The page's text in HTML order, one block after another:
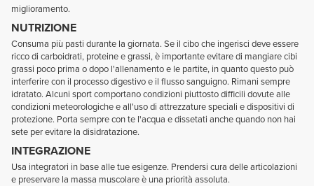
miglioramento.
NUTRIZIONE
Consuma più pasti durante la giornata. Se il cibo che ingerisci deve essere
ricco di carboidrati, proteine e grassi, è importante evitare di mangiare cibi
grassi poco prima o dopo l'allenamento e le partite, in quanto questo può
interferire con il processo digestivo e il flusso sanguigno. Rimani sempre
idratato. Alcuni sport comportano condizioni piuttosto difficili dovute alle
condizioni meteorologiche e all'uso di attrezzature speciali e dispositivi di
protezione. Porta sempre con te l'acqua e dissetati anche quando non hai
sete per evitare la disidratazione.
INTEGRAZIONE
Usa integratori in base alle tue esigenze. Prendersi cura delle articolazioni
e preservare la massa muscolare è una priorità assoluta.